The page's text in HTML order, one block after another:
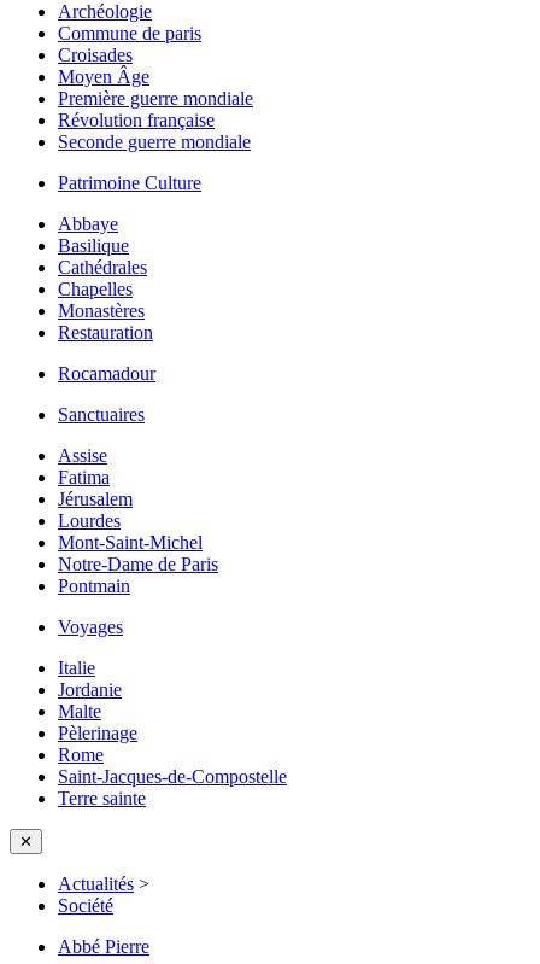
Archéologie
Commune de paris
Croisades
Moyen Âge
Première guerre mondiale
Révolution française
Seconde guerre mondiale
Patrimoine Culture
Abbaye
Basilique
Cathédrales
Chapelles
Monastères
Restauration
Rocamadour
Sanctuaires
Assise
Fatima
Jérusalem
Lourdes
Mont-Saint-Michel
Notre-Dame de Paris
Pontmain
Voyages
Italie
Jordanie
Malte
Pèlerinage
Rome
Saint-Jacques-de-Compostelle
Terre sainte
✕
Actualités >
Société
Abbé Pierre